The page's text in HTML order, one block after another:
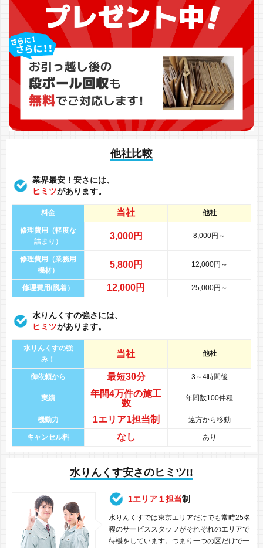
他社比較
業界最安！安さには、
ヒミツがあります。
料金 当社 他社
修理費用（軽度な
詰まり）
3,000円 8,000円～
修理費用（業務用
機材）
5,800円 12,000円～
修理費用(脱着） 12,000円 25,000円～
水りんくすの強さには、
ヒミツがあります。
水りんくすの強
み！
当社 他社
御依頼から 最短30分 3～4時間後
実績 年間4万件の施工
数
年間数100件程
機動力 1エリア1担当制 遠方から移動
キャンセル料 なし あり
水りんくす安さのヒミツ!!
1エリア１担当制
水りんくすでは東京エリアだけでも常時25名
程のサービススタッフがそれぞれのエリアで
待機をしています。つまり一つの区だけで一